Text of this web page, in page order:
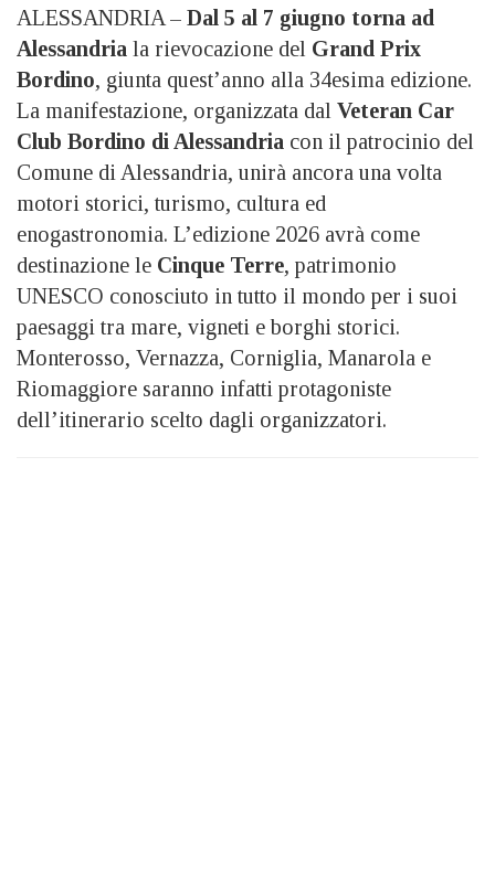
ALESSANDRIA – Dal 5 al 7 giugno torna ad
Alessandria la rievocazione del Grand Prix
Bordino, giunta quest’anno alla 34esima edizione.
La manifestazione, organizzata dal Veteran Car
Club Bordino di Alessandria con il patrocinio del
Comune di Alessandria, unirà ancora una volta
motori storici, turismo, cultura ed
enogastronomia. L’edizione 2026 avrà come
destinazione le Cinque Terre, patrimonio
UNESCO conosciuto in tutto il mondo per i suoi
paesaggi tra mare, vigneti e borghi storici.
Monterosso, Vernazza, Corniglia, Manarola e
Riomaggiore saranno infatti protagoniste
dell’itinerario scelto dagli organizzatori.